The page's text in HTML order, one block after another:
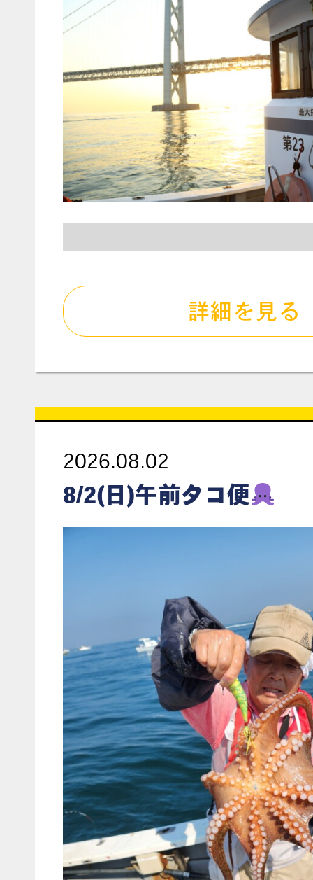
詳細を見る
2026.08.02
8/2(日)午前タコ便